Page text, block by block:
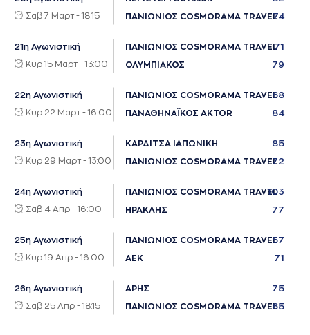
Σαβ 7 Μαρτ - 18:15 ΠΑΝΙΩΝΙΟΣ COSMORAMA TRAVEL74
21η Αγωνιστική
Κυρ 15 Μαρτ - 13:00
ΠΑΝΙΩΝΙΟΣ COSMORAMA TRAVEL71
ΟΛΥΜΠΙΑΚΟΣ 79
22η Αγωνιστική
Κυρ 22 Μαρτ - 16:00
ΠΑΝΙΩΝΙΟΣ COSMORAMA TRAVEL68
ΠΑΝΑΘΗΝΑΪΚΟΣ AKTOR 84
23η Αγωνιστική
Κυρ 29 Μαρτ - 13:00
ΚΑΡΔΙΤΣΑ ΙΑΠΩΝΙΚΗ 85
ΠΑΝΙΩΝΙΟΣ COSMORAMA TRAVEL72
24η Αγωνιστική
Σαβ 4 Απρ - 16:00
ΠΑΝΙΩΝΙΟΣ COSMORAMA TRAVEL
103
ΗΡΑΚΛΗΣ 77
25η Αγωνιστική
Κυρ 19 Απρ - 16:00
ΠΑΝΙΩΝΙΟΣ COSMORAMA TRAVEL57
ΑΕΚ 71
26η Αγωνιστική
Σαβ 25 Απρ - 18:15
ΑΡΗΣ 75
ΠΑΝΙΩΝΙΟΣ COSMORAMA TRAVEL65